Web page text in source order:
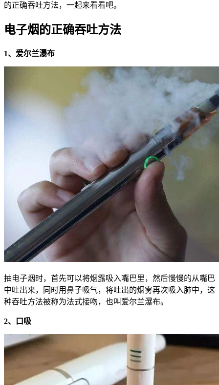
的正确吞吐方法，一起来看看吧。
电子烟的正确吞吐方法
1、爱尔兰瀑布
抽电子烟时，首先可以将烟露吸入嘴巴里，然后慢慢的从嘴巴
中吐出来，同时用鼻子吸气，将吐出的烟雾再次吸入肺中，这
种吞吐方法被称为法式接吻，也叫爱尔兰瀑布。
2、口吸